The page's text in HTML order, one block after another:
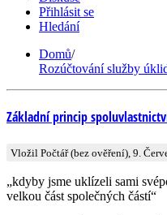
Přihlásit se
Hledání
Domů/
Rozúčtování služby
Základní princip
Vložil Počtář (bez ověření), 9.
„kdyby jsme uklízeli sami
velkou část společných částí“